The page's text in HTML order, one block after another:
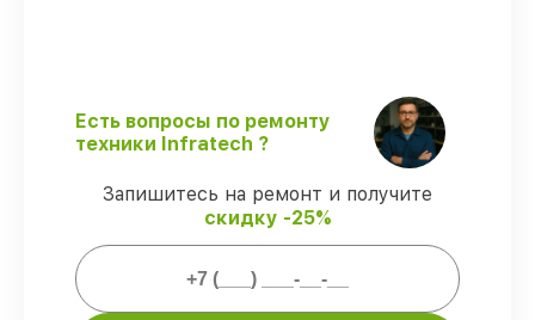
Выполнение работ вовремя
–
гарантируем завершение работ без
Гарантийное обслуживание–
обслуживаем оптических прицелов
всегда со строгим соблюдением
гарантийных обязательств.
Есть вопросы по ремонту
техники Infratech ?
Запишитесь на ремонт и получите
скидку -25%